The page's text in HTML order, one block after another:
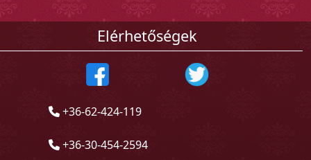
Elérhetőségek
+36-62-424-119
+36-30-454-2594